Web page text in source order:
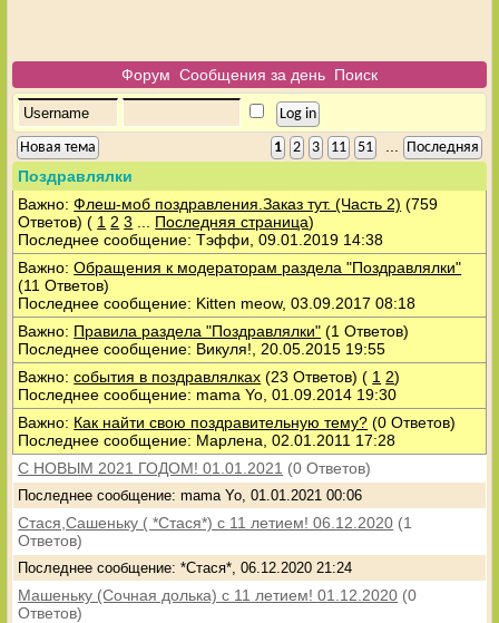
Форум Сообщения за день Поиск
1 2 3 11 51 Последняя
Новая тема
Поздравлялки
Важно:Флеш-моб поздравления.Заказ тут. (Часть 2) (759
Ответов) ( 1 2 3 Последняя страница)
Последнее сообщение: Тэффи, 09.01.2019 14:38
Важно:Обращения к модераторам раздела "Поздравлялки"
(11 Ответов)
Последнее сообщение: Kitten meow, 03.09.2017 08:18
Важно: Правила раздела "Поздравлялки" (1 Ответов)
Последнее сообщение: Викуля!, 20.05.2015 19:55
Важно:события в поздравлялках (23 Ответов) ( 1 2)
Последнее сообщение: mama Yo, 01.09.2014 19:30
Важно: Как найти свою поздравительную тему? (0 Ответов)
Последнее сообщение: Марлена, 02.01.2011 17:28
С НОВЫМ 2021 ГОДОМ! 01.01.2021 (0 Ответов)
Последнее сообщение: mama Yo, 01.01.2021 00:06
Стася,Сашеньку ( *Стася*) с 11 летием! 06.12.2020 (1
Ответов)
Последнее сообщение: *Стася*, 06.12.2020 21:24
Машеньку (Сочная долька) с 11 летием! 01.12.2020 (0
Ответов)